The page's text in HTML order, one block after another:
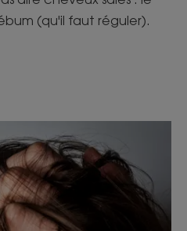
(qu'il faut réguler).